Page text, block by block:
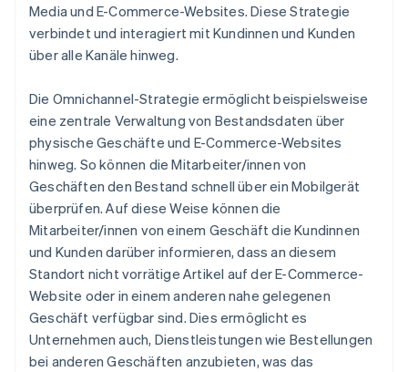
Media und E-Commerce-Websites. Diese Strategie
verbindet und interagiert mit Kundinnen und Kunden
über alle Kanäle hinweg.
Die Omnichannel-Strategie ermöglicht beispielsweise
eine zentrale Verwaltung von Bestandsdaten über
physische Geschäfte und E-Commerce-Websites
hinweg. So können die Mitarbeiter/innen von
Geschäften den Bestand schnell über ein Mobilgerät
überprüfen. Auf diese Weise können die
Mitarbeiter/innen von einem Geschäft die Kundinnen
und Kunden darüber informieren, dass an diesem
Standort nicht vorrätige Artikel auf der E-Commerce-
Website oder in einem anderen nahe gelegenen
Geschäft verfügbar sind. Dies ermöglicht es
Unternehmen auch, Dienstleistungen wie Bestellungen
bei anderen Geschäften anzubieten, was das